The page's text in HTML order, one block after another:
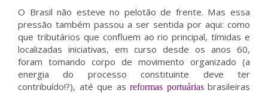
O Brasil não esteve no pelotão de frente. Mas essa
pressão também passou a ser sentida por aqui: como
que tributários que confluem ao rio principal, tímidas e
localizadas iniciativas, em curso desde os anos 60,
foram tomando corpo de movimento organizado (a
energia do processo constituinte deve ter
contribuído!?), até que as reformas portuáriasbrasileiras